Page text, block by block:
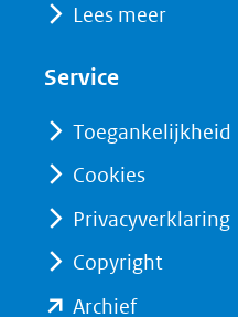
in
(verwijst
andere
website)
(verwijst
andere
Lees meer
Service
Toegankelijkheid
Cookies
Privacyverklaring
Copyright
Archief(opent